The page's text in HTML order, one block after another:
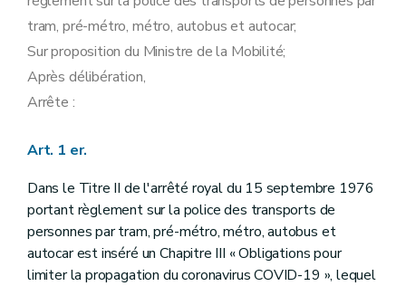
tram, pré-métro, métro, autobus et autocar;
Sur proposition du Ministre de la Mobilité;
Après délibération,
Arrête :
Art. 1 er.
Dans le Titre II de l'arrêté royal du 15 septembre 1976
portant règlement sur la police des transports de
personnes par tram, pré-métro, métro, autobus et
autocar est inséré un Chapitre III « Obligations pour
limiter la propagation du coronavirus COVID-19 », lequel